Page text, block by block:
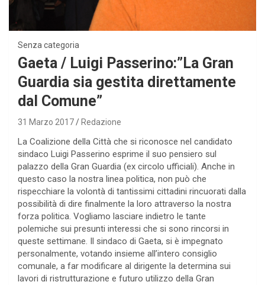
Senza categoria
Gaeta / Luigi Passerino:”La Gran
Guardia sia gestita direttamente
dal Comune”
31 Marzo 2017 Redazione
La Coalizione della Città che si riconosce nel candidato
sindaco Luigi Passerino esprime il suo pensiero sul
palazzo della Gran Guardia (ex circolo ufficiali). Anche in
questo caso la nostra linea politica, non può che
rispecchiare la volontà di tantissimi cittadini rincuorati dalla
possibilità di dire finalmente la loro attraverso la nostra
forza politica. Vogliamo lasciare indietro le tante
polemiche sui presunti interessi che si sono rincorsi in
queste settimane. Il sindaco di Gaeta, si è impegnato
personalmente, votando insieme all’intero consiglio
comunale, a far modificare al dirigente la determina sui
lavori di ristrutturazione e futuro utilizzo della Gran